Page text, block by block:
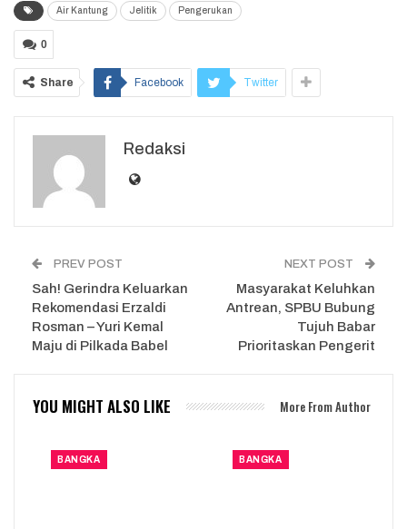
Air Kantung Jelitik Pengerukan
0
Share Facebook Twitter
Redaksi
PREV POST
Sah! Gerindra Keluarkan
Rekomendasi Erzaldi
Rosman – Yuri Kemal
Maju di Pilkada Babel
NEXT POST
Masyarakat Keluhkan
Antrean, SPBU Bubung
Tujuh Babar
Prioritaskan Pengerit
YOU MIGHT ALSO LIKE More From Author
BANGKA BANGKA